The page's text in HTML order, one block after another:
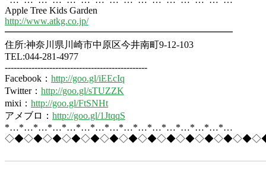
Apple Tree Kids Garden
http://www.atkg.co.jp/
━━━━━━━━━━━━━━━━━━━━━━━━
住所:神奈川県川崎市中原区今井南町9-12-103
TEL:044-281-4977
------------------------------------------------
Facebook： http://goo.gl/iEEcIq
Twitter： http://goo.gl/sTUZZK
mixi： http://goo.gl/FtSNHt
アメブロ： http://goo.gl/1JtqqS
*…*…*…*…*…*…*…*…*…*…*…*…*…*…*…*…